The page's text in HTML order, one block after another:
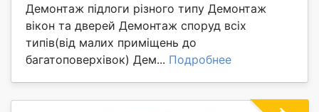
Демонтаж підлоги різного типу Демонтаж
вікон та дверей Демонтаж споруд всіх
типів(від малих приміщень до
багатоповерхівок) Дем... Подробнее